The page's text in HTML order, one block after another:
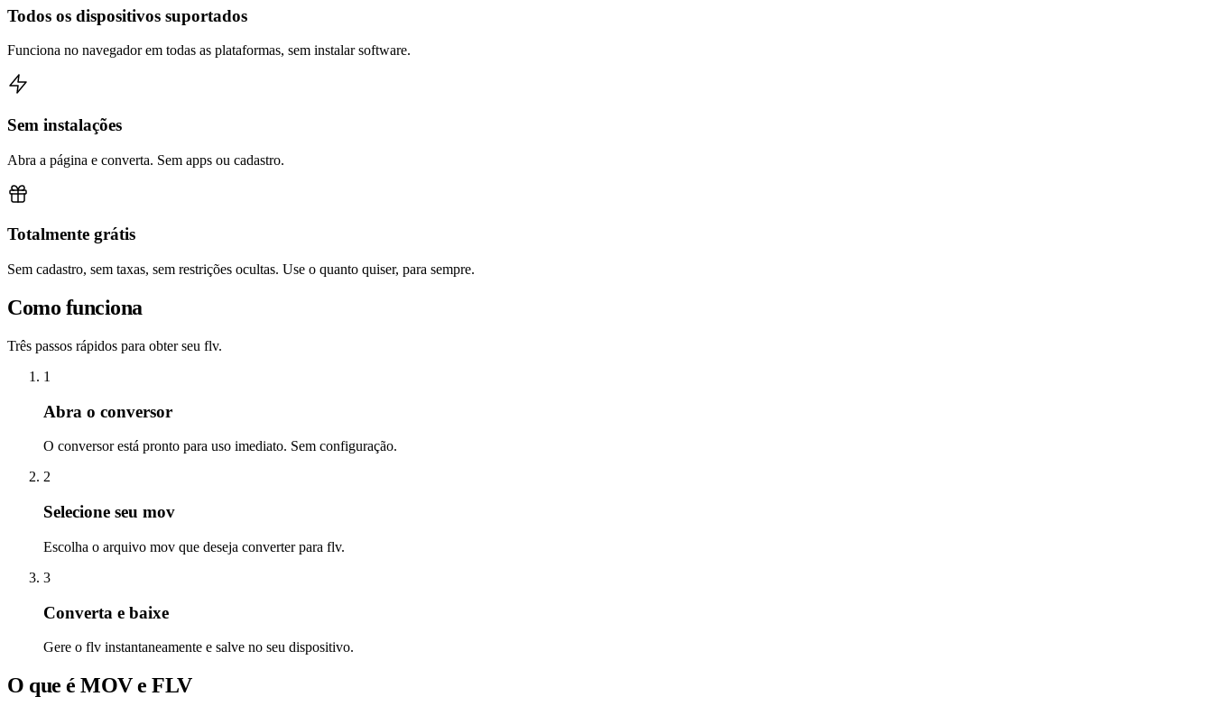
Todos os dispositivos suportados
Funciona no navegador em todas as plataformas, sem instalar software.
Sem instalações
Abra a página e converta. Sem apps ou cadastro.
Totalmente grátis
Sem cadastro, sem taxas, sem restrições ocultas. Use o quanto quiser, para sempre.
Como funciona
Três passos rápidos para obter seu flv.
1
Abra o conversor
O conversor está pronto para uso imediato. Sem configuração.
2
Selecione seu mov
Escolha o arquivo mov que deseja converter para flv.
3
Converta e baixe
Gere o flv instantaneamente e salve no seu dispositivo.
O que é MOV e FLV